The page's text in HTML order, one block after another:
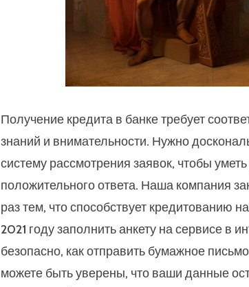
Получение кредита в банке требует
знаний и внимательности. Нужно
систему рассмотрения заявок, чтобы
положительного ответа. Наша компания
раз тем, что способствует кредитованию
2021 году заполнить анкету на сервисе в
безопасно, как отправить бумажное
можете быть уверены, что ваши данные